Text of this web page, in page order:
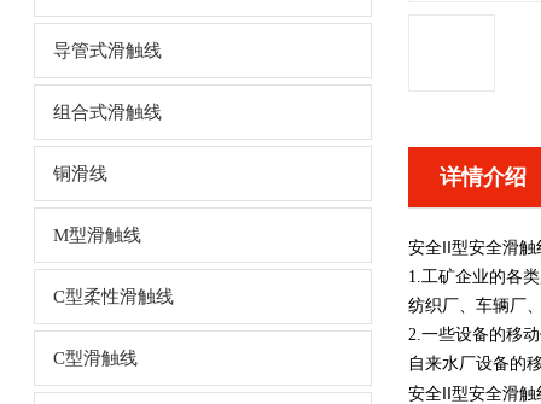
导管式滑触线
组合式滑触线
铜滑线
M型滑触线
C型柔性滑触线
C型滑触线
详情介绍
安全II型安全滑触
1.工矿企业的各
纺织厂、车辆厂
2.一些设备的移
自来水厂设备的
安全II型安全滑触